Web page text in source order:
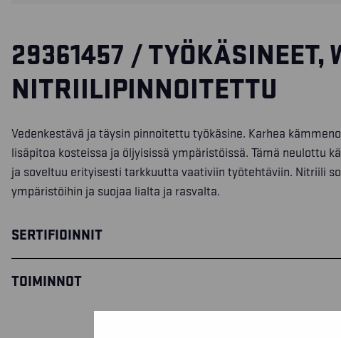
29361457 / TYÖKÄSINEET,
NITRIILIPINNOITETTU
Vedenkestävä ja täysin pinnoitettu työkäsine. Karhea
lisäpitoa kosteissa ja öljyisissä ympäristöissä. Tämä neulottu
ja soveltuu erityisesti tarkkuutta vaativiin työtehtäviin. Nitriili
ympäristöihin ja suojaa lialta ja rasvalta.
SERTIFIOINNIT
TOIMINNOT